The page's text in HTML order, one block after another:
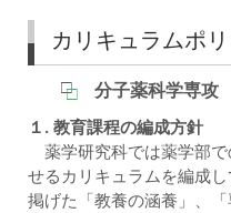
カリキュラムポ
分子薬科学専攻
１. 教育課程の編成方針
薬学研究科では薬学部
せるカリキュラムを編成
掲げた「教養の涵養」、